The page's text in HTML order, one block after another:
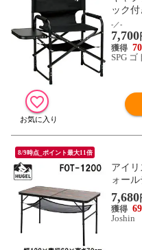
ック
ック )
-／-
7,700
70
SPG
8/9時点_ポイント最大11倍
アイ
ォー
ン)
FOT-
7,680
69
Joshin